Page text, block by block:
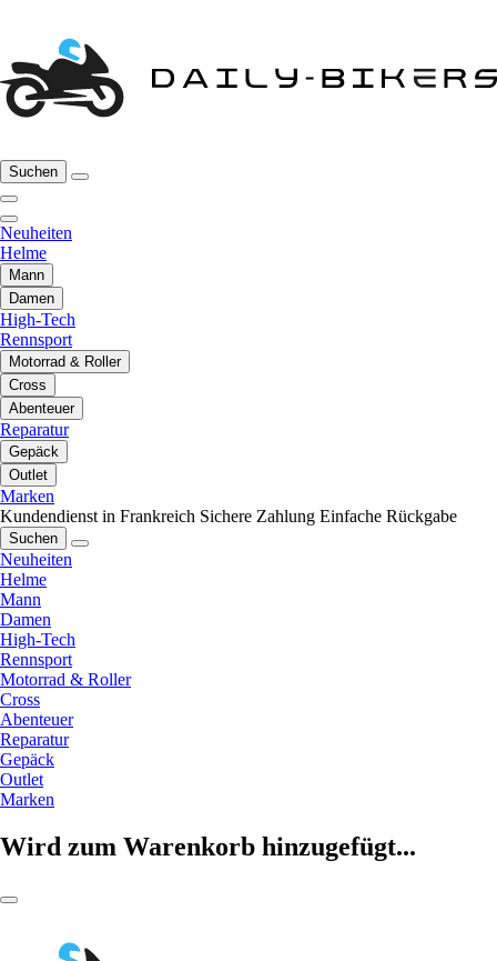
Suchen
Neuheiten
Helme
Mann
Damen
High-Tech
Rennsport
Motorrad & Roller
Cross
Abenteuer
Reparatur
Gepäck
Outlet
Marken
Kundendienst in Frankreich Sichere Zahlung Einfache Rückgabe
Suchen
Neuheiten
Helme
Mann
Damen
High-Tech
Rennsport
Motorrad & Roller
Cross
Abenteuer
Reparatur
Gepäck
Outlet
Marken
Wird zum Warenkorb hinzugefügt...